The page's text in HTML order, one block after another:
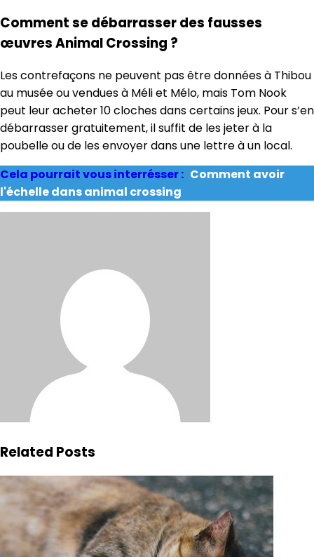
Comment se débarrasser des fausses
œuvres Animal Crossing ?
Les contrefaçons ne peuvent pas être données à Thibou
au musée ou vendues à Méli et Mélo, mais Tom Nook
peut leur acheter 10 cloches dans certains jeux. Pour s’en
débarrasser gratuitement, il suffit de les jeter à la
poubelle ou de les envoyer dans une lettre à un local.
Cela pourrait vous interrésser : Comment avoir
l'échelle dans animal crossing
Related Posts